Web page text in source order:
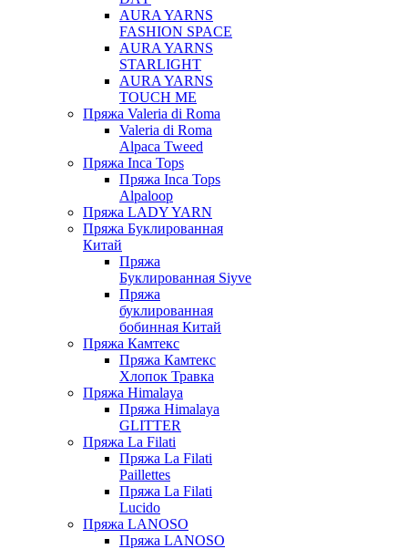
AURA YARNS
FASHION SPACE
AURA YARNS
STARLIGHT
AURA YARNS
TOUCH ME
Пряжа Valeria di Roma
Valeria di Roma
Alpaca Tweed
Пряжа Inca Tops
Пряжа Inca Tops
Alpaloop
Пряжа LADY YARN
Пряжа Буклированная
Китай
Пряжа
Буклированная Siyve
Пряжа
буклированная
бобинная Китай
Пряжа Камтекс
Пряжа Камтекс
Хлопок Травка
Пряжа Himalaya
Пряжа Himalaya
GLITTER
Пряжа La Filati
Пряжа La Filati
Paillettes
Пряжа La Filati
Lucido
Пряжа LANOSO
Пряжа LANOSO